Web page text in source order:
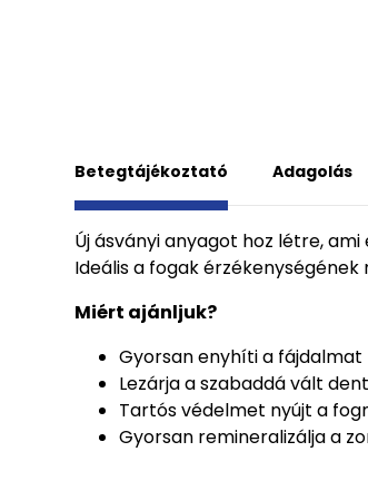
Betegtájékoztató Adagolás
Új ásványi anyagot hoz létre,
Ideális a fogak
Miért ajánljuk?
Gyorsan enyhíti a fájdalmat
Lezárja a szabaddá vált
Tartós védelmet nyújt a
Gyorsan remineralizálja a